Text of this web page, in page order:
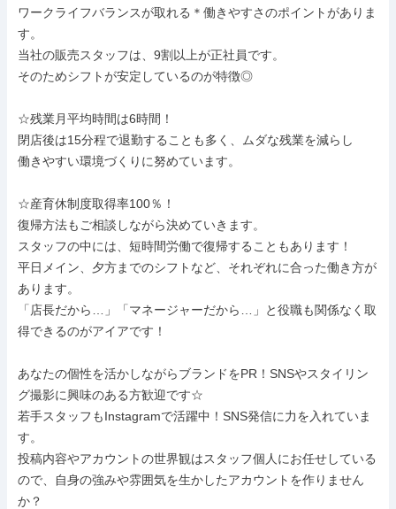
ワークライフバランスが取れる＊働きやすさのポイントがありま
す。
当社の販売スタッフは、9割以上が正社員です。
そのためシフトが安定しているのが特徴◎
☆残業月平均時間は6時間！
閉店後は15分程で退勤することも多く、ムダな残業を減らし
働きやすい環境づくりに努めています。
☆産育休制度取得率100％！
復帰方法もご相談しながら決めていきます。
スタッフの中には、短時間労働で復帰することもあります！
平日メイン、夕方までのシフトなど、それぞれに合った働き方が
あります。
「店長だから…」「マネージャーだから…」と役職も関係なく取
得できるのがアイアです！
あなたの個性を活かしながらブランドをPR！SNSやスタイリン
グ撮影に興味のある方歓迎です☆
若手スタッフもInstagramで活躍中！SNS発信に力を入れていま
す。
投稿内容やアカウントの世界観はスタッフ個人にお任せしている
ので、自身の強みや雰囲気を生かしたアカウントを作りません
か？